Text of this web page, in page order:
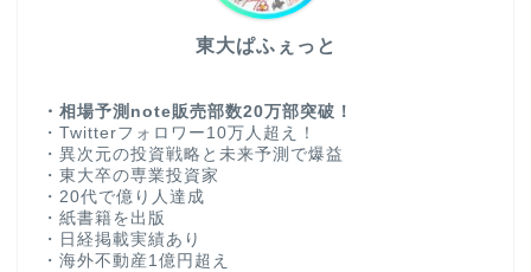
東大ぱふぇっと
・相場予測note販売部数20万部突破！
・Twitterフォロワー10万人超え！
・異次元の投資戦略と未来予測で爆益
・東大卒の専業投資家
・20代で億り人達成
・紙書籍を出版
・日経掲載実績あり
・海外不動産1億円超え